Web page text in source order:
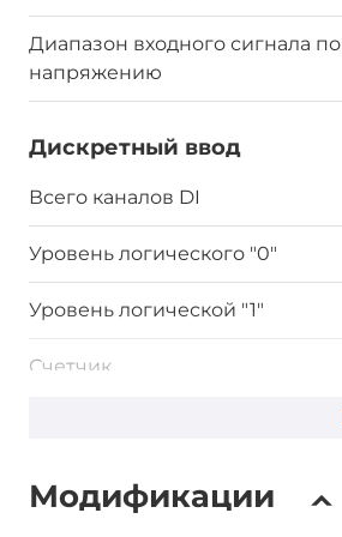
Диапазон входного сигнала по
напряжению
Дискретный ввод
Всего каналов DI
Уровень логического "0"
Уровень логической "1"
Счетчик
Всего каналов DO
Модификации